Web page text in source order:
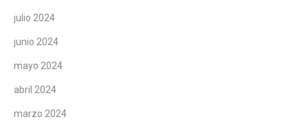
julio 2024
junio 2024
mayo 2024
abril 2024
marzo 2024